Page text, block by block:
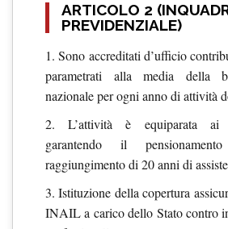
ARTICOLO 2
PREVIDENZIALE)
1. Sono accreditati d’ufficio
parametrati alla media della
nazionale per ogni anno di attività
2. L’attività è equiparata ai
garantendo il
raggiungimento di 20 anni di
3. Istituzione della copertura
INAIL a carico dello Stato contro